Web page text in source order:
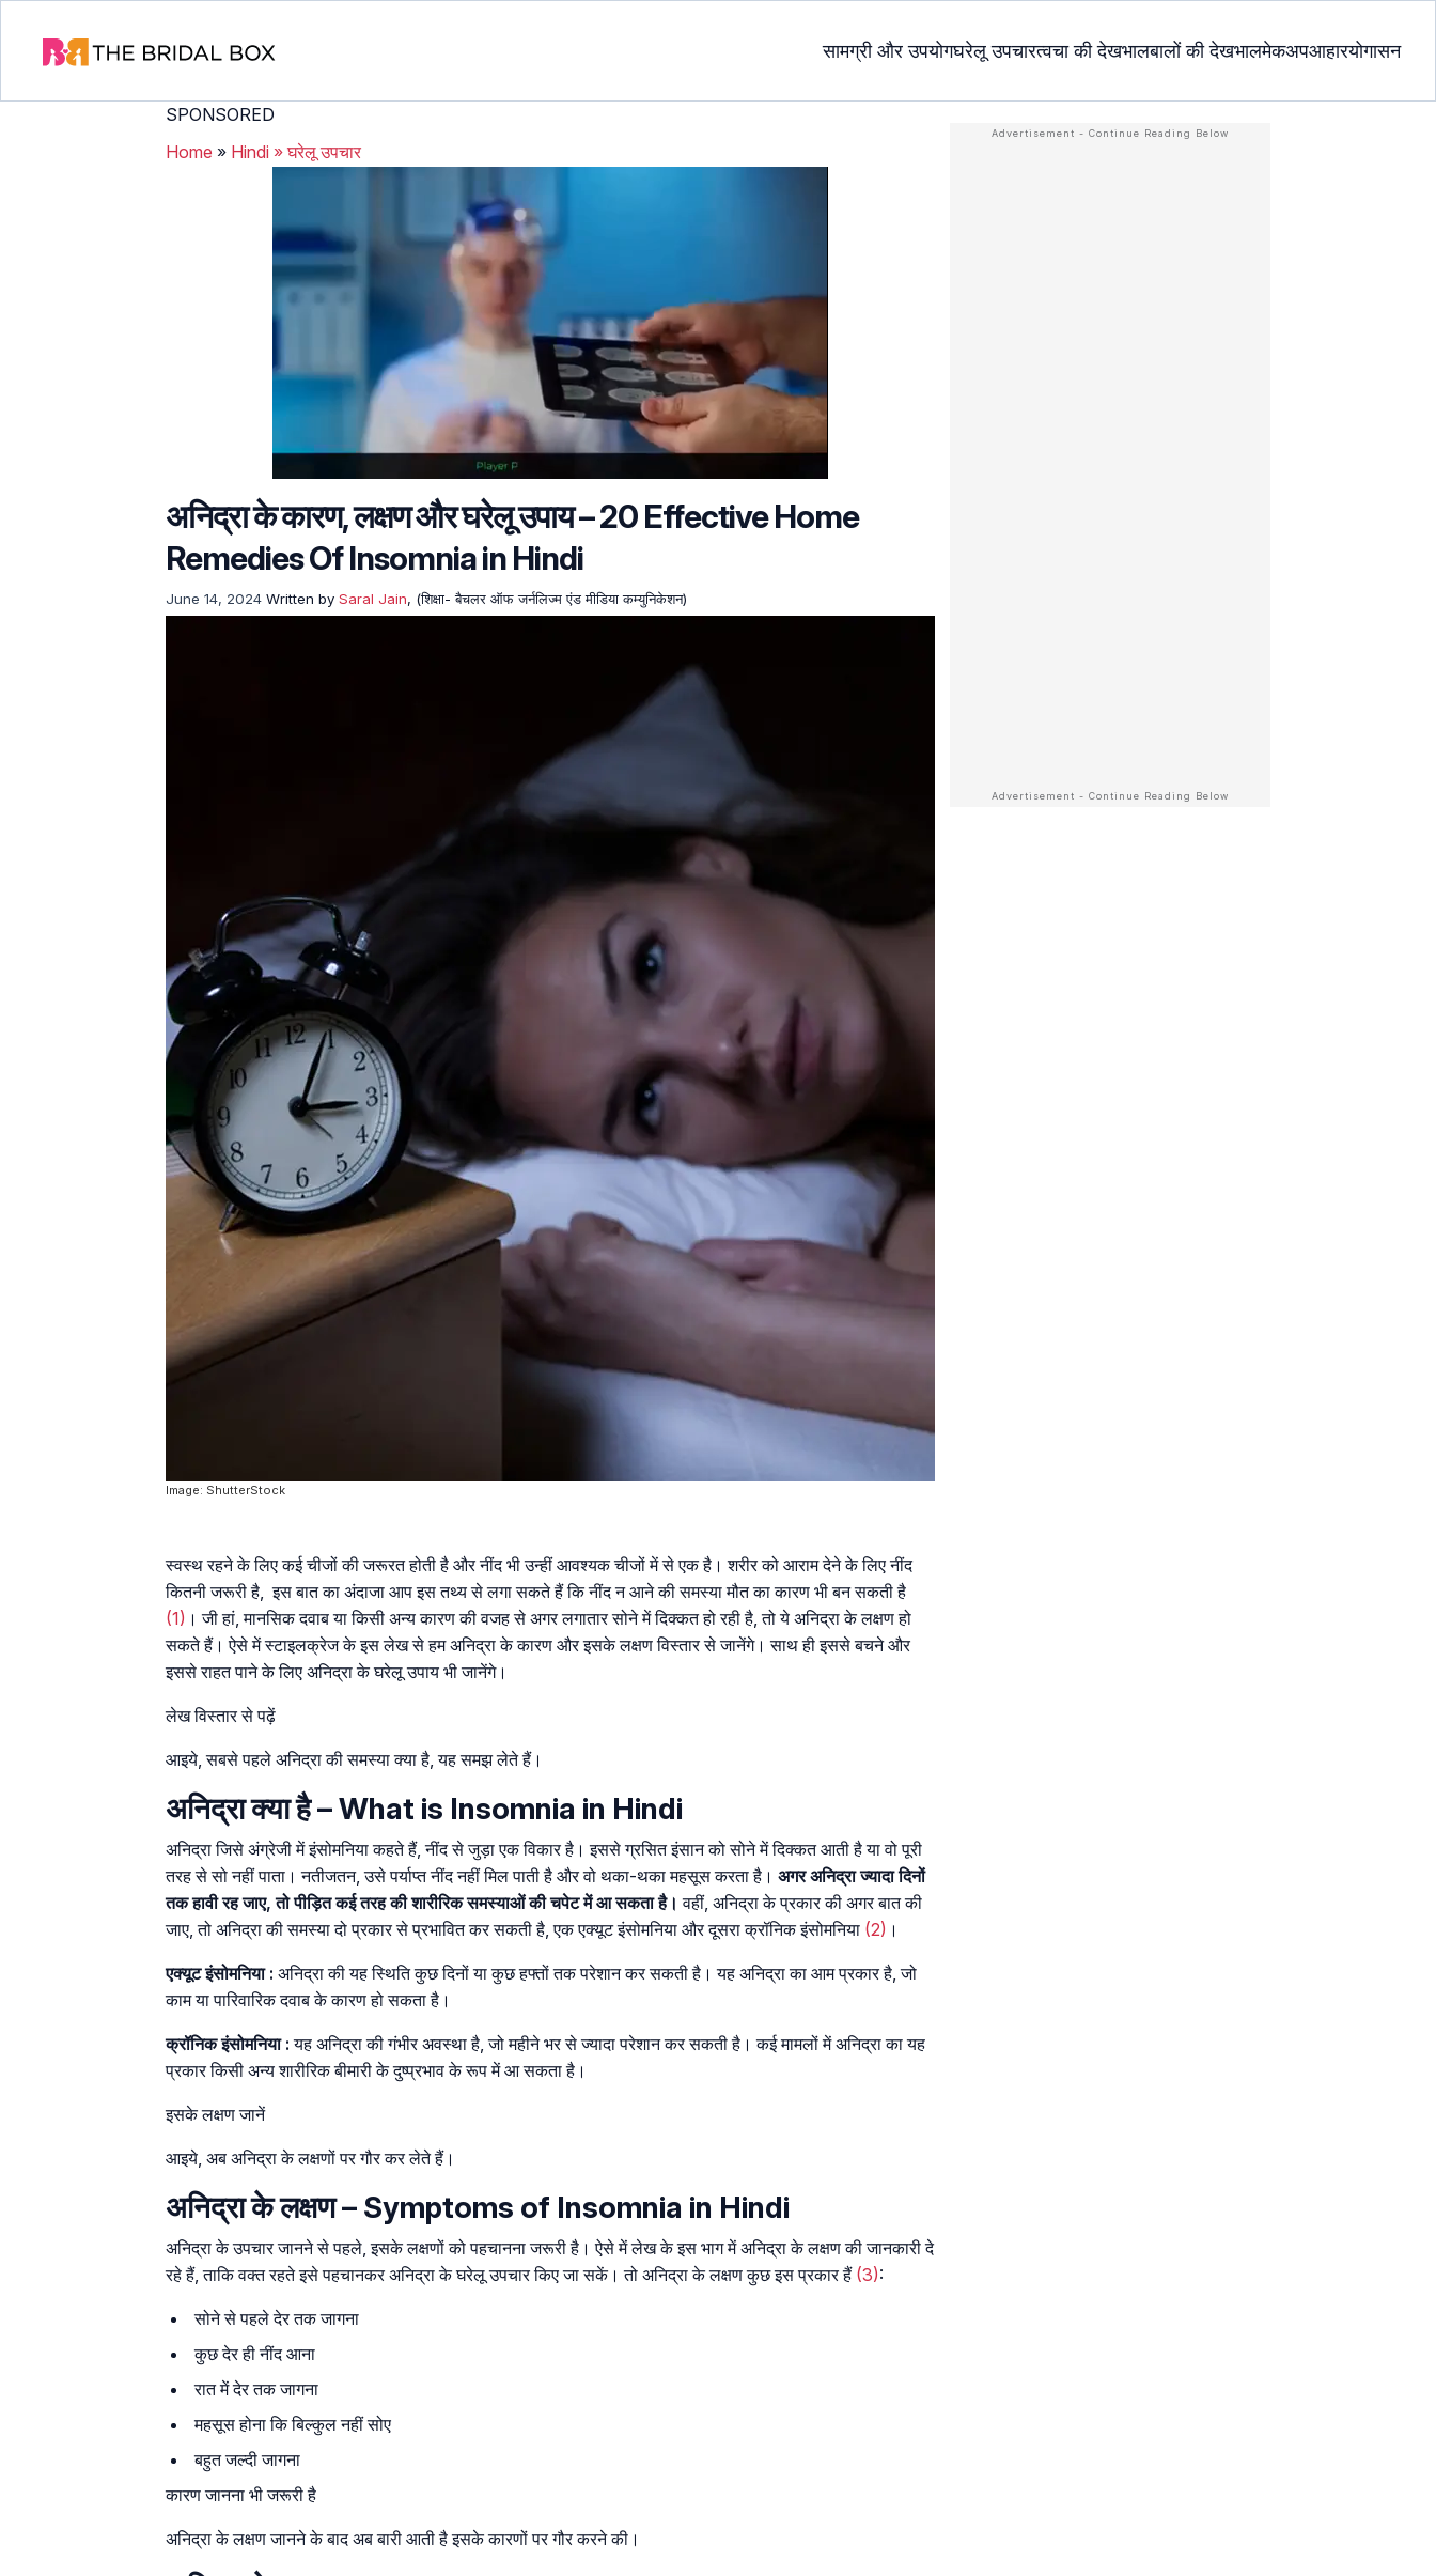
सामग्री और उपयोगघरेलू उपचारत्वचा की देखभालबालों की देखभालमेकअपआहारयोगासन
SPONSORED
Home » Hindi »घरेलू उपचार
अनिद्रा के कारण, लक्षण और घरेलू उपाय – 20 Effective Home
Remedies Of Insomnia in Hindi
June 14, 2024 Written by Saral Jain, (शिक्षा- बैचलर ऑफ जर्नलिज्म एंड मीडिया कम्युनिकेशन)
Image: ShutterStock
स्वस्थ रहने के लिए कई चीजों की जरूरत होती है और नींद भी उन्हीं आवश्यक चीजों में से एक है। शरीर को आराम देने के लिए नींद
कितनी जरूरी है, इस बात का अंदाजा आप इस तथ्य से लगा सकते हैं कि नींद न आने की समस्या मौत का कारण भी बन सकती है
(1) । जी हां, मानसिक दवाब या किसी अन्य कारण की वजह से अगर लगातार सोने में दिक्कत हो रही है, तो ये अनिद्रा के लक्षण हो
सकते हैं। ऐसे में स्टाइलक्रेज के इस लेख से हम अनिद्रा के कारण और इसके लक्षण विस्तार से जानेंगे। साथ ही इससे बचने और
इससे राहत पाने के लिए अनिद्रा के घरेलू उपाय भी जानेंगे।
लेख विस्तार से पढ़ें
आइये, सबसे पहले अनिद्रा की समस्या क्या है, यह समझ लेते हैं।
अनिद्रा क्या है – What is Insomnia in Hindi
अनिद्रा जिसे अंग्रेजी में इंसोमनिया कहते हैं, नींद से जुड़ा एक विकार है। इससे ग्रसित इंसान को सोने में दिक्कत आती है या वो पूरी
तरह से सो नहीं पाता। नतीजतन, उसे पर्याप्त नींद नहीं मिल पाती है और वो थका-थका महसूस करता है। अगर अनिद्रा ज्यादा दिनों
तक हावी रह जाए, तो पीड़ित कई तरह की शारीरिक समस्याओं की चपेट में आ सकता है। वहीं, अनिद्रा के प्रकार की अगर बात की
जाए, तो अनिद्रा की समस्या दो प्रकार से प्रभावित कर सकती है, एक एक्यूट इंसोमनिया और दूसरा क्रॉनिक इंसोमनिया (2) ।
एक्यूट इंसोमनिया : अनिद्रा की यह स्थिति कुछ दिनों या कुछ हफ्तों तक परेशान कर सकती है। यह अनिद्रा का आम प्रकार है, जो
काम या पारिवारिक दवाब के कारण हो सकता है।
क्रॉनिक इंसोमनिया : यह अनिद्रा की गंभीर अवस्था है, जो महीने भर से ज्यादा परेशान कर सकती है। कई मामलों में अनिद्रा का यह
प्रकार किसी अन्य शारीरिक बीमारी के दुष्प्रभाव के रूप में आ सकता है।
इसके लक्षण जानें
आइये, अब अनिद्रा के लक्षणों पर गौर कर लेते हैं।
अनिद्रा के लक्षण – Symptoms of Insomnia in Hindi
अनिद्रा के उपचार जानने से पहले, इसके लक्षणों को पहचानना जरूरी है। ऐसे में लेख के इस भाग में अनिद्रा के लक्षण की जानकारी दे
रहे हैं, ताकि वक्त रहते इसे पहचानकर अनिद्रा के घरेलू उपचार किए जा सकें। तो अनिद्रा के लक्षण कुछ इस प्रकार हैं(3):
सोने से पहले देर तक जागना
कुछ देर ही नींद आना
रात में देर तक जागना
महसूस होना कि बिल्कुल नहीं सोए
बहुत जल्दी जागना
कारण जानना भी जरूरी है
अनिद्रा के लक्षण जानने के बाद अब बारी आती है इसके कारणों पर गौर करने की।